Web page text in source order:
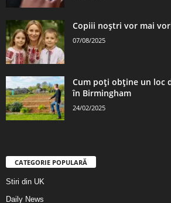
Copiii noștri vor mai
07/08/2025
Cum poți obține un loc
în Birmingham
24/02/2025
CATEGORIE POPULARĂ
Stiri din UK
Daily News